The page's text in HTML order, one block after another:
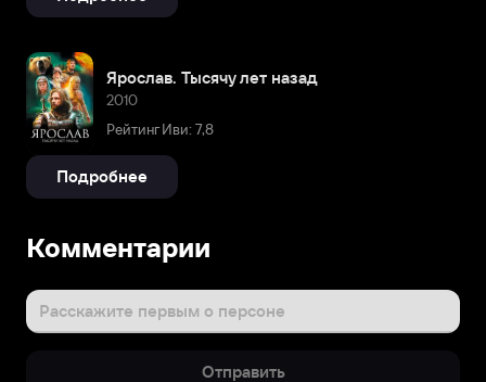
Ярослав. Тысячу лет назад
2010
Рейтинг Иви: 7,8
Подробнее
Комментарии
Расскажите первым о персоне
Отправить